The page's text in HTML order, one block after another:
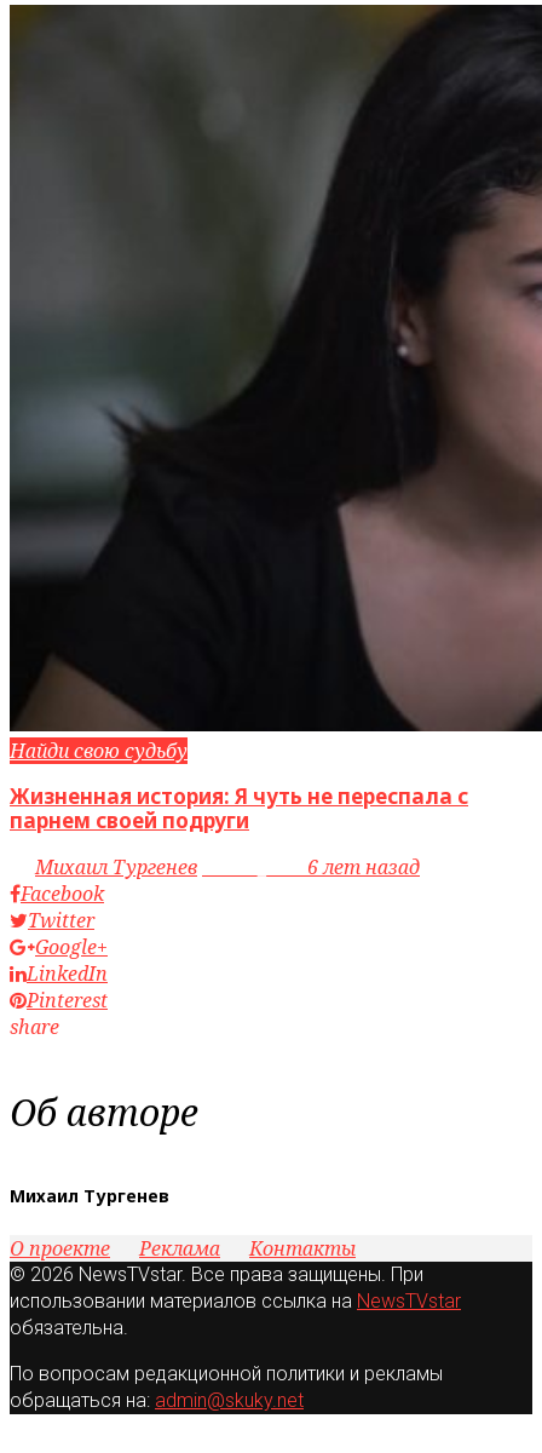
Найди свою судьбу
Жизненная история: Я чуть не переспала с
парнем своей подруги
byМихаил Тургенев
6 лет назад
Facebook
Twitter
Google+
LinkedIn
Pinterest
share
Об авторе
Михаил Тургенев
О проекте Реклама Контакты
© 2026 NewsTVstar. Все права защищены. При
использовании материалов ссылка на NewsTVstar
обязательна.
По вопросам редакционной политики и рекламы
обращаться на: admin@skuky.net